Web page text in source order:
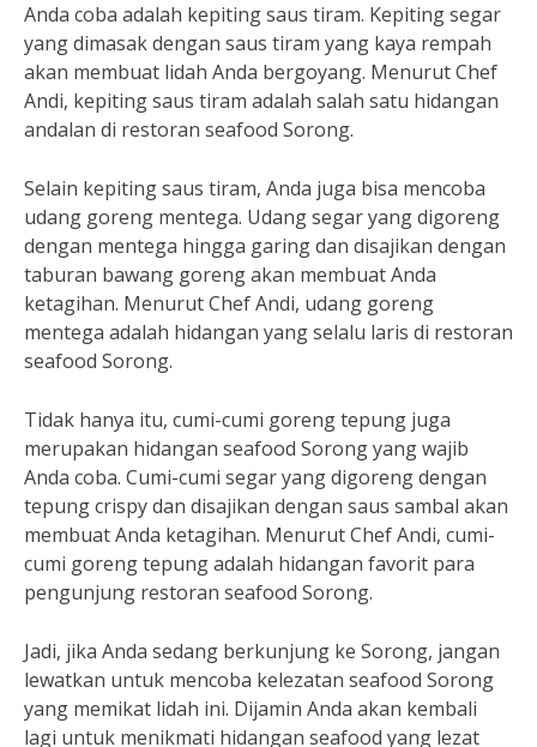
Anda coba adalah kepiting saus tiram. Kepiting segar
yang dimasak dengan saus tiram yang kaya rempah
akan membuat lidah Anda bergoyang. Menurut Chef
Andi, kepiting saus tiram adalah salah satu hidangan
andalan di restoran seafood Sorong.
Selain kepiting saus tiram, Anda juga bisa mencoba
udang goreng mentega. Udang segar yang digoreng
dengan mentega hingga garing dan disajikan dengan
taburan bawang goreng akan membuat Anda
ketagihan. Menurut Chef Andi, udang goreng
mentega adalah hidangan yang selalu laris di restoran
seafood Sorong.
Tidak hanya itu, cumi-cumi goreng tepung juga
merupakan hidangan seafood Sorong yang wajib
Anda coba. Cumi-cumi segar yang digoreng dengan
tepung crispy dan disajikan dengan saus sambal akan
membuat Anda ketagihan. Menurut Chef Andi, cumi-
cumi goreng tepung adalah hidangan favorit para
pengunjung restoran seafood Sorong.
Jadi, jika Anda sedang berkunjung ke Sorong, jangan
lewatkan untuk mencoba kelezatan seafood Sorong
yang memikat lidah ini. Dijamin Anda akan kembali
lagi untuk menikmati hidangan seafood yang lezat